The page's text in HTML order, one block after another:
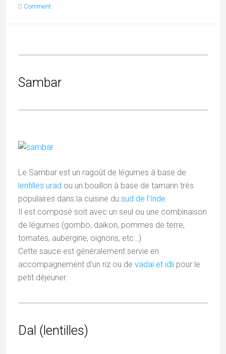
Comment
Sambar
Le Sambar est un ragoût de légumes à base de
lentilles urad ou un bouillon à base de tamarin très
populaires dans la cuisine du sud de l’Inde.
Il est composé soit avec un seul ou une combinaison
de légumes (gombo, daikon, pommes de terre,
tomates, aubergine, oignons, etc…)
Cette sauce est généralement servie en
accompagnement d’un riz ou de vadai et idli pour le
petit déjeuner.
Dal (lentilles)